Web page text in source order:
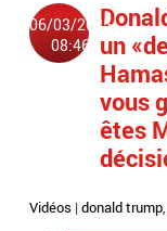
06/03/2025
08:46 un
vous
êtes
Vidéos |donald trump